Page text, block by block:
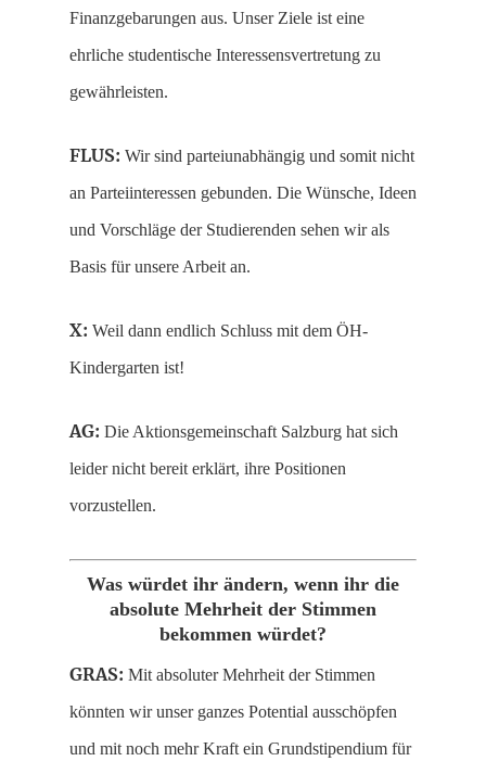
Finanzgebarungen aus. Unser Ziele ist eine
ehrliche studentische Interessensvertretung zu
gewährleisten.
FLUS: Wir sind parteiunabhängig und somit nicht
an Parteiinteressen gebunden. Die Wünsche, Ideen
und Vorschläge der Studierenden sehen wir als
Basis für unsere Arbeit an.
X: Weil dann endlich Schluss mit dem ÖH-
Kindergarten ist!
AG: Die Aktionsgemeinschaft Salzburg hat sich
leider nicht bereit erklärt, ihre Positionen
vorzustellen.
Was würdet ihr ändern, wenn ihr die
absolute Mehrheit der Stimmen
bekommen würdet?
GRAS: Mit absoluter Mehrheit der Stimmen
könnten wir unser ganzes Potential ausschöpfen
und mit noch mehr Kraft ein Grundstipendium für